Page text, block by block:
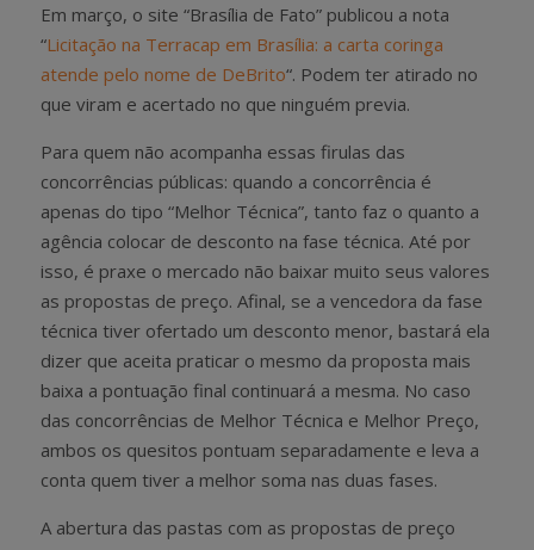
Em março, o site “Brasília de Fato” publicou a nota
“Licitação na Terracap em Brasília: a carta coringa
atende pelo nome de DeBrito“. Podem ter atirado no
que viram e acertado no que ninguém previa.
Para quem não acompanha essas firulas das
concorrências públicas: quando a concorrência é
apenas do tipo “Melhor Técnica”, tanto faz o quanto a
agência colocar de desconto na fase técnica. Até por
isso, é praxe o mercado não baixar muito seus valores
as propostas de preço. Afinal, se a vencedora da fase
técnica tiver ofertado um desconto menor, bastará ela
dizer que aceita praticar o mesmo da proposta mais
baixa a pontuação final continuará a mesma. No caso
das concorrências de Melhor Técnica e Melhor Preço,
ambos os quesitos pontuam separadamente e leva a
conta quem tiver a melhor soma nas duas fases.
A abertura das pastas com as propostas de preço